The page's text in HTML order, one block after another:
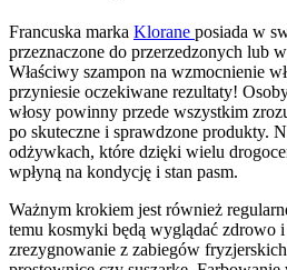
Francuska marka Klorane posiada w
przeznaczone do przerzedzonych lub
Właściwy szampon na wzmocnienie
przyniesie oczekiwane rezultaty!
włosy powinny przede wszystkim
po skuteczne i sprawdzone produkty.
odżywkach, które dzięki wielu
wpłyną na kondycję i stan pasm.
Ważnym krokiem jest również
temu kosmyki będą wyglądać zdrowo
zrezygnowanie z zabiegów